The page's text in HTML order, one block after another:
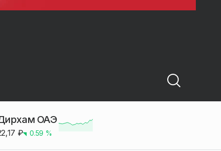
ОАЭ
₽ 0.59 %